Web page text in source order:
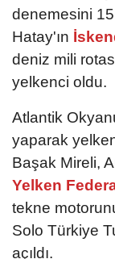
denemesini
Hatay'ın
deniz mili
yelkenci oldu.
Atlantik
yaparak
Başak Mireli,
Yelken
tekne
Solo Türkiye
açıldı.